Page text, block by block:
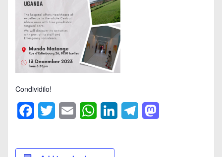
Condividilo!
Facebook
Twitter Email WhatsAppLinkedInTelegram